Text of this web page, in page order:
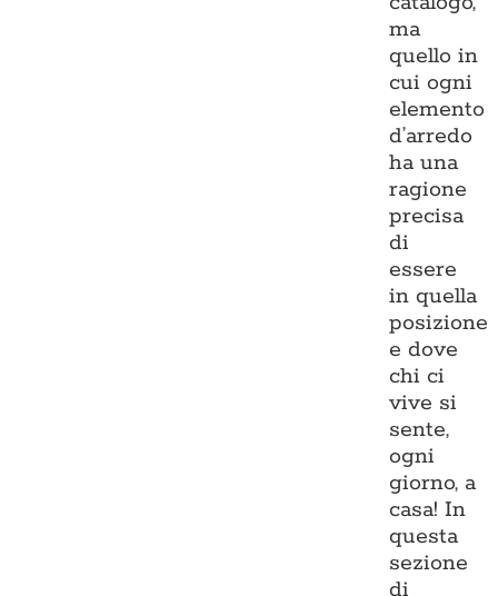
ma
quello in
cui ogni
elemento
d’arredo
ha una
ragione
precisa
di
essere
in quella
posizione
e dove
chi ci
vive si
sente,
ogni
giorno, a
casa! In
questa
sezione
di